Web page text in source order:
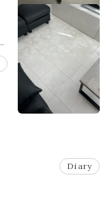
Diary